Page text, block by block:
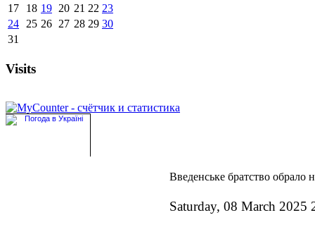
17
18 19 20 21 22 23
24
25 26 27 28 29 30
31
Visits
Введенське братство обрало
Saturday, 08 March 2025